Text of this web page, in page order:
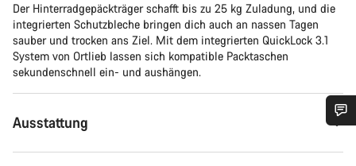
Der Hinterradgepäckträger schafft bis zu 25 kg Zuladung, und die
integrierten Schutzbleche bringen dich auch an nassen Tagen
sauber und trocken ans Ziel. Mit dem integrierten QuickLock 3.1
System von Ortlieb lassen sich kompatible Packtaschen
sekundenschnell ein- und aushängen.
Ausstattung